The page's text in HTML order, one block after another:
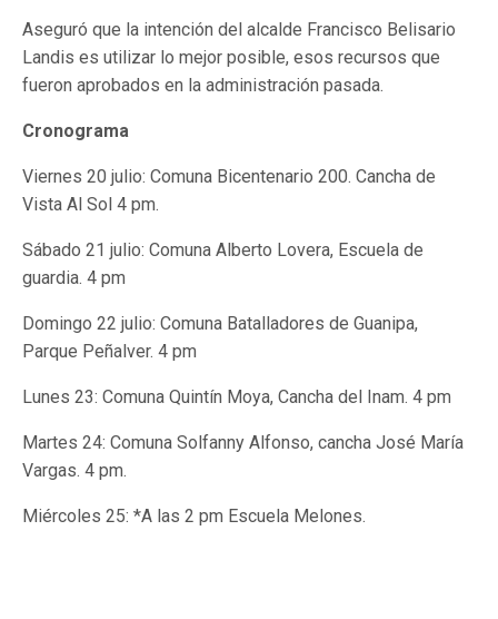
Aseguró que la intención del alcalde Francisco Belisario
Landis es utilizar lo mejor posible, esos recursos que
fueron aprobados en la administración pasada.
Cronograma
Viernes 20 julio: Comuna Bicentenario 200. Cancha de
Vista Al Sol 4 pm.
Sábado 21 julio: Comuna Alberto Lovera, Escuela de
guardia. 4 pm
Domingo 22 julio: Comuna Batalladores de Guanipa,
Parque Peñalver. 4 pm
Lunes 23: Comuna Quintín Moya, Cancha del Inam. 4 pm
Martes 24: Comuna Solfanny Alfonso, cancha José María
Vargas. 4 pm.
Miércoles 25: *A las 2 pm Escuela Melones.